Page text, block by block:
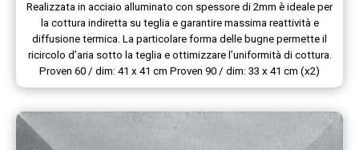
Realizzata in acciaio alluminato con spessore di 2mm è ideale per
la cottura indiretta su teglia e garantire massima reattività e
diffusione termica. La particolare forma delle bugne permette il
ricircolo d’aria sotto la teglia e ottimizzare l’uniformità di cottura.
Proven 60 / dim: 41 x 41 cm Proven 90 / dim: 33 x 41 cm (x2)